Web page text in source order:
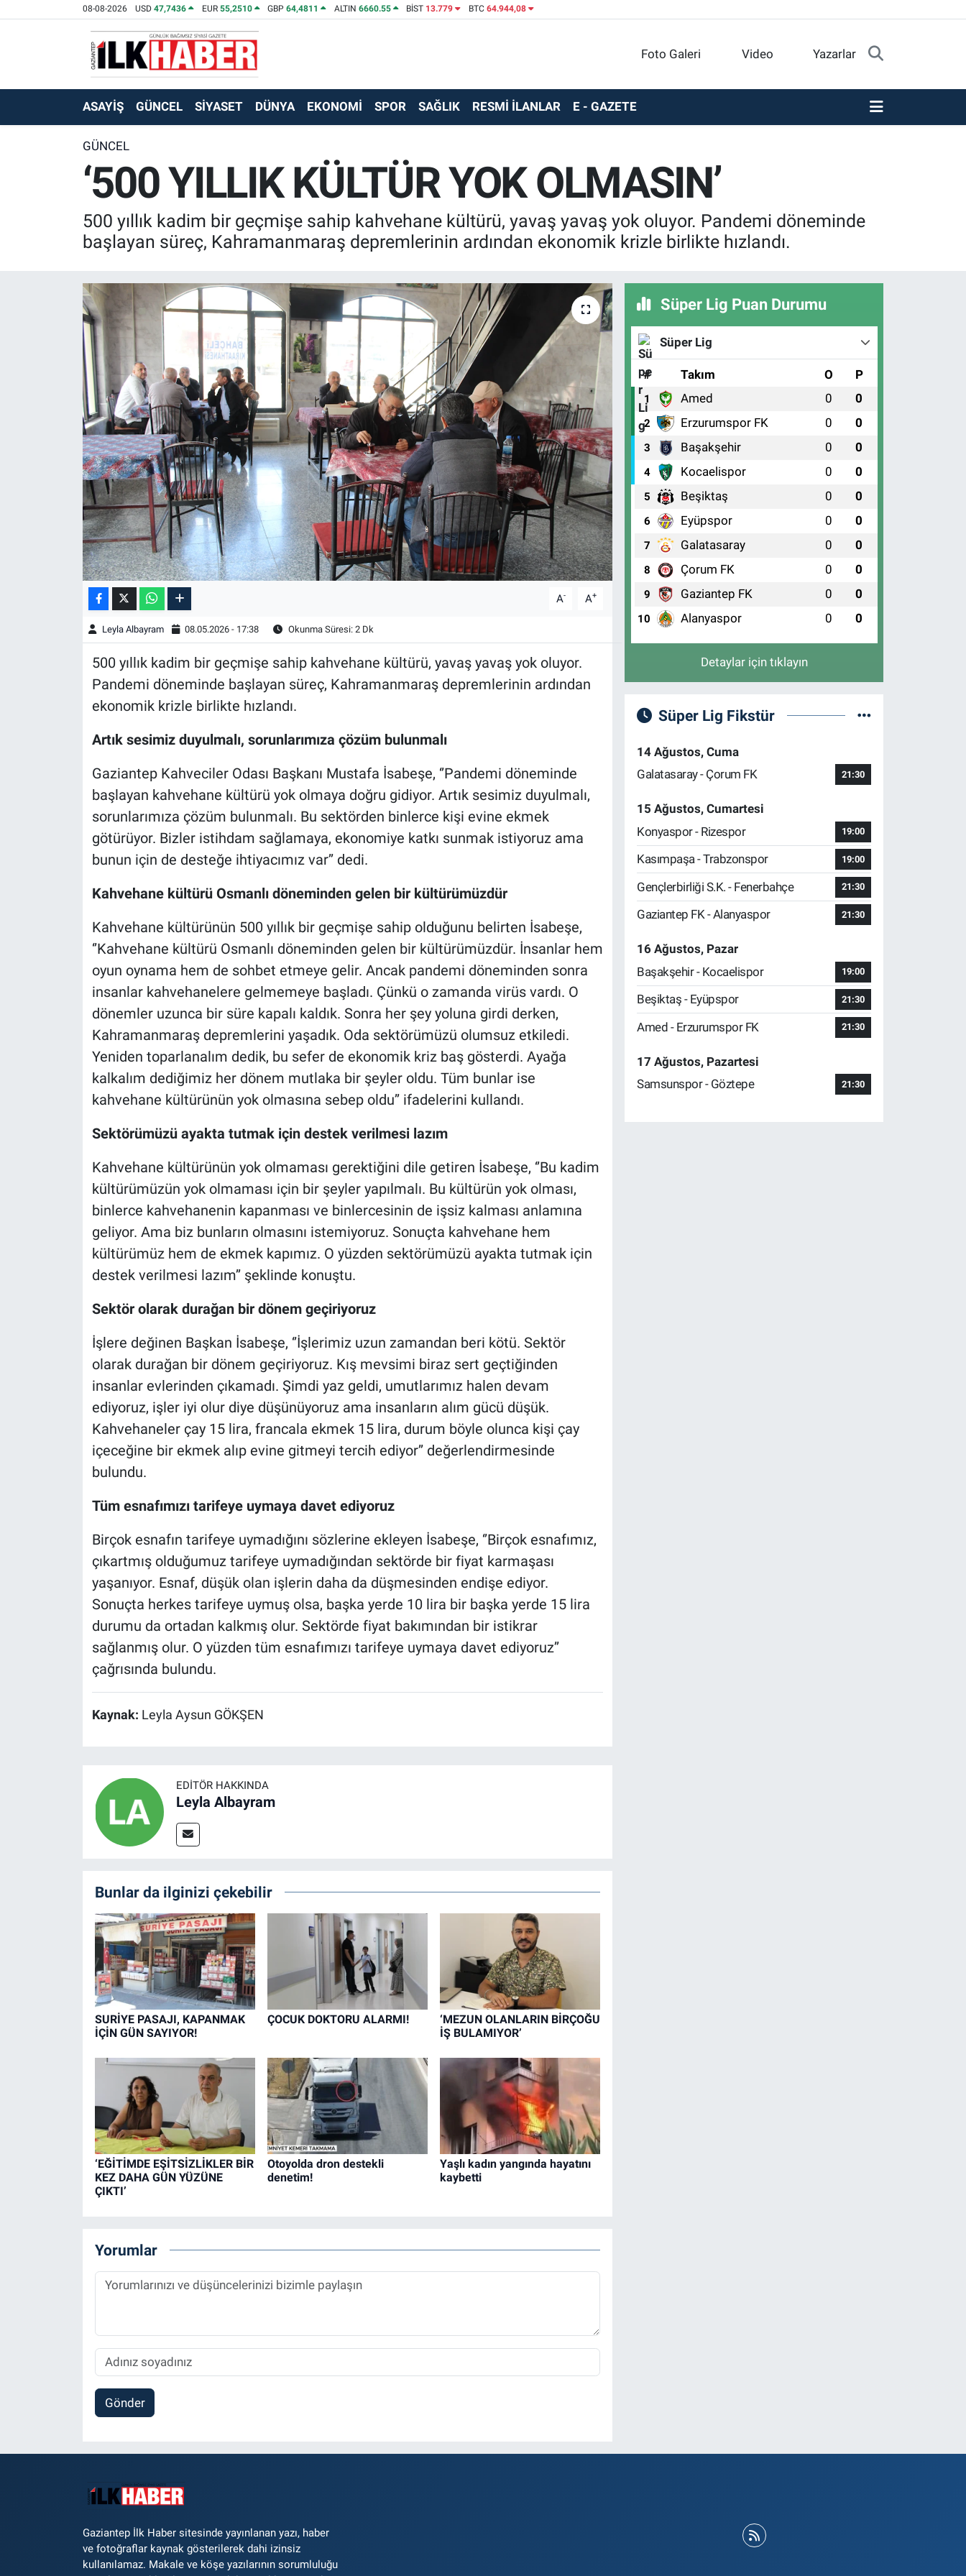
08-08-2026 USD47,7436 EUR 55,2510 GBP64,4811 ALTIN 6660.55 BİST 13.779 BTC 64.944,08
Foto Galeri Video Yazarlar
ASAYİŞ GÜNCEL SİYASET DÜNYA EKONOMİ SPOR SAĞLIK RESMİ İLANLAR E - GAZETE
GÜNCEL
‘500 YILLIK KÜLTÜR YOK OLMASIN’
500 yıllık kadim bir geçmişe sahip kahvehane kültürü, yavaş yavaş yok oluyor. Pandemi döneminde
başlayan süreç, Kahramanmaraş depremlerinin ardından ekonomik krizle birlikte hızlandı.
A- A+
Leyla Albayram 08.05.2026 - 17:38 Okunma Süresi: 2 Dk
500 yıllık kadim bir geçmişe sahip kahvehane kültürü, yavaş yavaş yok oluyor.
Pandemi döneminde başlayan süreç, Kahramanmaraş depremlerinin ardından
ekonomik krizle birlikte hızlandı.
Artık sesimiz duyulmalı, sorunlarımıza çözüm bulunmalı
Gaziantep Kahveciler Odası Başkanı Mustafa İsabeşe, ‘’Pandemi döneminde
başlayan kahvehane kültürü yok olmaya doğru gidiyor. Artık sesimiz duyulmalı,
sorunlarımıza çözüm bulunmalı. Bu sektörden binlerce kişi evine ekmek
götürüyor. Bizler istihdam sağlamaya, ekonomiye katkı sunmak istiyoruz ama
bunun için de desteğe ihtiyacımız var’’ dedi.
Kahvehane kültürü Osmanlı döneminden gelen bir kültürümüzdür
Kahvehane kültürünün 500 yıllık bir geçmişe sahip olduğunu belirten İsabeşe,
‘’Kahvehane kültürü Osmanlı döneminden gelen bir kültürümüzdür. İnsanlar hem
oyun oynama hem de sohbet etmeye gelir. Ancak pandemi döneminden sonra
insanlar kahvehanelere gelmemeye başladı. Çünkü o zamanda virüs vardı. O
dönemler uzunca bir süre kapalı kaldık. Sonra her şey yoluna girdi derken,
Kahramanmaraş depremlerini yaşadık. Oda sektörümüzü olumsuz etkiledi.
Yeniden toparlanalım dedik, bu sefer de ekonomik kriz baş gösterdi. Ayağa
kalkalım dediğimiz her dönem mutlaka bir şeyler oldu. Tüm bunlar ise
kahvehane kültürünün yok olmasına sebep oldu’’ ifadelerini kullandı.
Sektörümüzü ayakta tutmak için destek verilmesi lazım
Kahvehane kültürünün yok olmaması gerektiğini dile getiren İsabeşe, ‘’Bu kadim
kültürümüzün yok olmaması için bir şeyler yapılmalı. Bu kültürün yok olması,
binlerce kahvehanenin kapanması ve binlercesinin de işsiz kalması anlamına
geliyor. Ama biz bunların olmasını istemiyoruz. Sonuçta kahvehane hem
kültürümüz hem de ekmek kapımız. O yüzden sektörümüzü ayakta tutmak için
destek verilmesi lazım’’ şeklinde konuştu.
Sektör olarak durağan bir dönem geçiriyoruz
İşlere değinen Başkan İsabeşe, ‘’İşlerimiz uzun zamandan beri kötü. Sektör
olarak durağan bir dönem geçiriyoruz. Kış mevsimi biraz sert geçtiğinden
insanlar evlerinden çıkamadı. Şimdi yaz geldi, umutlarımız halen devam
ediyoruz, işler iyi olur diye düşünüyoruz ama insanların alım gücü düşük.
Kahvehaneler çay 15 lira, francala ekmek 15 lira, durum böyle olunca kişi çay
içeceğine bir ekmek alıp evine gitmeyi tercih ediyor’’ değerlendirmesinde
bulundu.
Tüm esnafımızı tarifeye uymaya davet ediyoruz
Birçok esnafın tarifeye uymadığını sözlerine ekleyen İsabeşe, ‘’Birçok esnafımız,
çıkartmış olduğumuz tarifeye uymadığından sektörde bir fiyat karmaşası
yaşanıyor. Esnaf, düşük olan işlerin daha da düşmesinden endişe ediyor.
Sonuçta herkes tarifeye uymuş olsa, başka yerde 10 lira bir başka yerde 15 lira
durumu da ortadan kalkmış olur. Sektörde fiyat bakımından bir istikrar
sağlanmış olur. O yüzden tüm esnafımızı tarifeye uymaya davet ediyoruz’’
çağrısında bulundu.
Kaynak: Leyla Aysun GÖKŞEN
EDITÖR HAKKINDA
Leyla Albayram
Bunlar da ilginizi çekebilir
SURİYE PASAJI, KAPANMAK
İÇİN GÜN SAYIYOR!
ÇOCUK DOKTORU ALARMI!
‘MEZUN OLANLARIN BİRÇOĞU
İŞ BULAMIYOR’
‘EĞİTİMDE EŞİTSİZLİKLER BİR
KEZ DAHA GÜN YÜZÜNE
ÇIKTI’
Otoyolda dron destekli
denetim!
Yaşlı kadın yangında hayatını
kaybetti
Yorumlar
Gönder
Süper Lig Puan Durumu
Süper Lig
# Takım O P
1 Amed 0 0
2 Erzurumspor FK 0 0
3 Başakşehir 0 0
4 Kocaelispor 0 0
5 Beşiktaş 0 0
6 Eyüpspor 0 0
7 Galatasaray 0 0
8 Çorum FK 0 0
9 Gaziantep FK 0 0
10 Alanyaspor 0 0
Detaylar için tıklayın
Süper Lig Fikstür
14 Ağustos, Cuma
Galatasaray - Çorum FK
21:30
15 Ağustos, Cumartesi
Konyaspor - Rizespor
19:00
Kasımpaşa - Trabzonspor 19:00
Gençlerbirliği S.K. - Fenerbahçe 21:30
Gaziantep FK - Alanyaspor 21:30
16 Ağustos, Pazar
Başakşehir - Kocaelispor
19:00
Beşiktaş - Eyüpspor 21:30
Amed - Erzurumspor FK 21:30
17 Ağustos, Pazartesi
Samsunspor - Göztepe
21:30
Gaziantep İlk Haber sitesinde yayınlanan yazı, haber
ve fotoğraflar kaynak gösterilerek dahi izinsiz
kullanılamaz. Makale ve köşe yazılarının sorumluluğu
EKONOMİ
SİYASET
SAĞLIK
TEKNOLOJİ
KÜLTÜR - SANAT
Beyoğlu Hava Durumu
Beyoğlu Trafik Yoğunluk Haritası
Süper Lig Puan Durumu ve Fikstür
Tüm Manşetler
Son Dakika Haberleri
Haber Arşivi